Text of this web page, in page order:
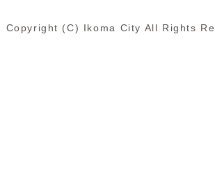
Copyright (C) Ikoma City All Rights